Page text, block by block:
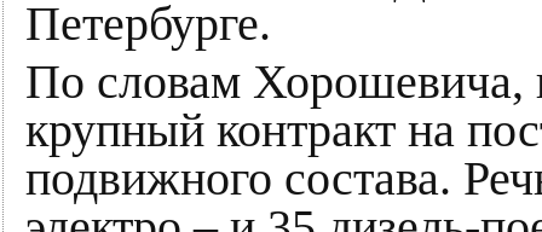
Петербурге.
По словам Хорошевича,
крупный контракт на
подвижного состава.